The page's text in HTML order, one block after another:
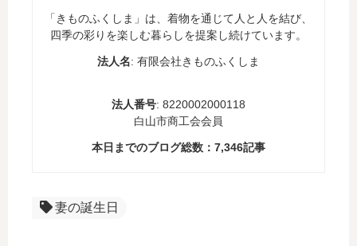
「きものふくしま」は、着物を通じて人と人を結び、
四季の彩りを楽しむ暮らしを提案し続けています。
法人名: 有限会社きものふくしま
法人番号: 8220002000118
白山市商工会会員
本日までのブログ総数： 7,346記事
妻の誕生日